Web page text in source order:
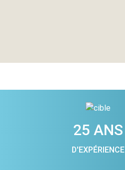
25 ANS
D'EXPÉRIENCE